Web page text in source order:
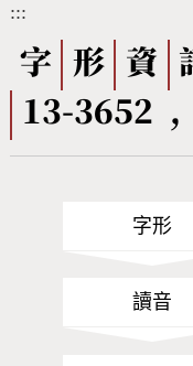
筆順序查詢
CNS查詢
字形下載
熱門查詢統計
:::
字 形 資
13-3652
字形
讀音